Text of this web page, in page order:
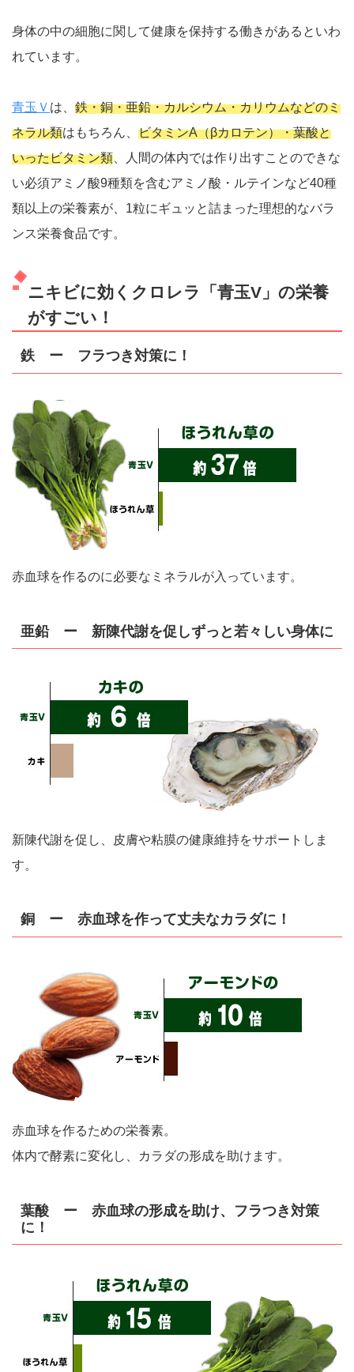
身体の中の細胞に関して健康を保持する働きがあるといわ
れています。
青玉Ｖ は、 鉄・銅・亜鉛・カルシウム・カリウムなどのミ
ネラル類はもちろん、 ビタミンA（βカロテン）・葉酸と
いったビタミン類 、人間の体内では作り出すことのできな
い必須アミノ酸9種類を含むアミノ酸・ルテインなど40種
類以上の栄養素が、1粒にギュッと詰まった理想的なバラ
ンス栄養食品です。
ニキビに効くクロレラ「青玉V」の栄養
がすごい！
鉄 ー フラつき対策に！
赤血球を作るのに必要なミネラルが入っています。
亜鉛 ー 新陳代謝を促しずっと若々しい身体に
新陳代謝を促し、皮膚や粘膜の健康維持をサポートしま
す。
銅 ー 赤血球を作って丈夫なカラダに！
赤血球を作るための栄養素。
体内で酵素に変化し、カラダの形成を助けます。
葉酸 ー 赤血球の形成を助け、フラつき対策
に！